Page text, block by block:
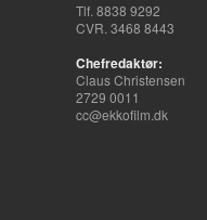
Tlf. 8838 9292
CVR. 3468 8443
Chefredaktør:
Claus Christensen
2729 0011
cc@ekkofilm.dk